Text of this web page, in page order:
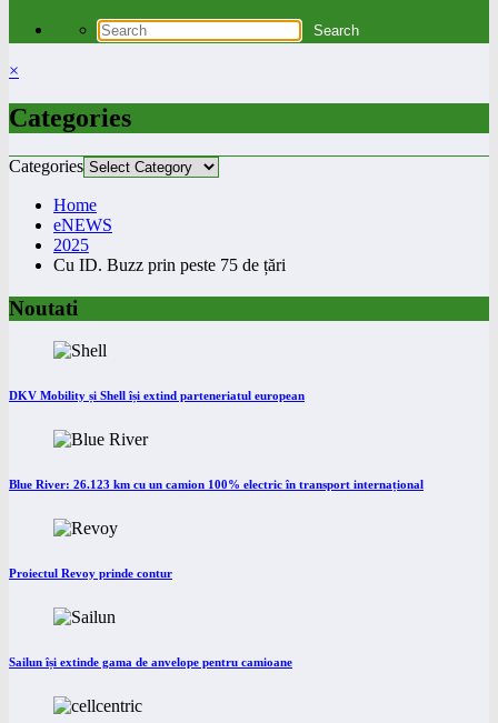
×
Categories
Categories
Home
eNEWS
2025
Cu ID. Buzz prin peste 75 de țări
Noutati
DKV Mobility și Shell își extind parteneriatul european
Blue River: 26.123 km cu un camion 100% electric în transport internațional
Proiectul Revoy prinde contur
Sailun își extinde gama de anvelope pentru camioane